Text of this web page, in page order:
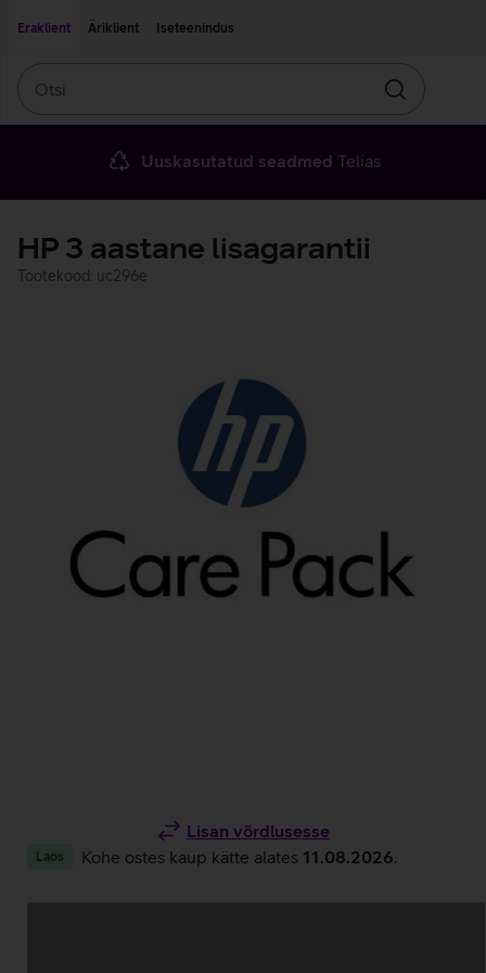
Eraklient
Äriklient Iseteenindus
Otsin
Uuskasutatud seadmed Telias
HP 3 aastane lisagarantii
Tootekood: uc296e
Lisan võrdlusesse
Laos Kohe ostes kaup kätte alates 11.08.2026